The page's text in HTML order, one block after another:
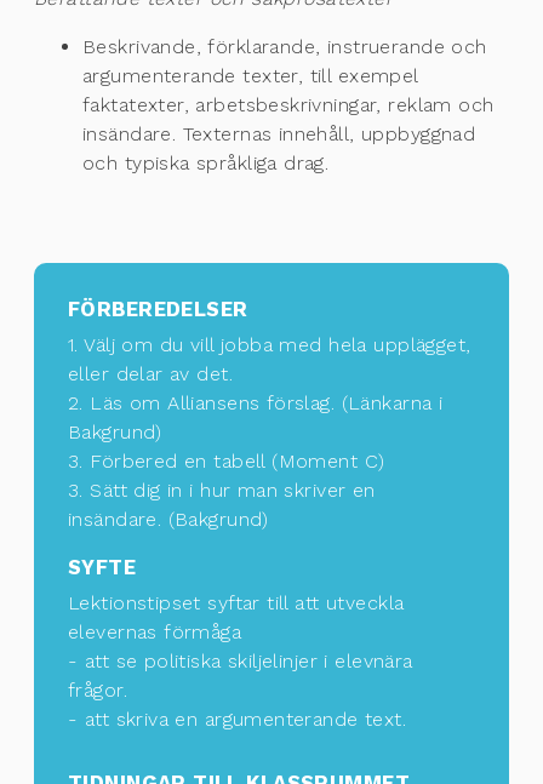
Beskrivande, förklarande, instruerande och
argumenterande texter, till exempel
faktatexter, arbetsbeskrivningar, reklam och
insändare. Texternas innehåll, uppbyggnad
och typiska språkliga drag.
FÖRBEREDELSER
1. Välj om du vill jobba med hela upplägget,
eller delar av det.
2. Läs om Alliansens förslag. (Länkarna i
Bakgrund)
3. Förbered en tabell (Moment C)
3. Sätt dig in i hur man skriver en
insändare. (Bakgrund)
SYFTE
Lektionstipset syftar till att utveckla
elevernas förmåga
- att se politiska skiljelinjer i elevnära
frågor.
- att skriva en argumenterande text.